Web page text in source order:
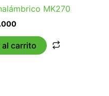
MK270
al carrito